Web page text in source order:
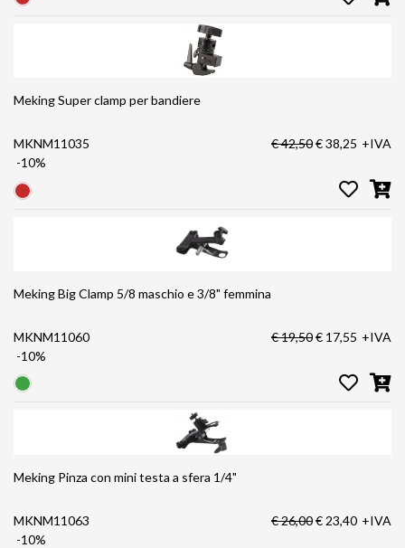
Meking Super clamp per bandiere
MKNM11035
-10%
€ 42,50€ 38,25 +IVA
Meking Big Clamp 5/8 maschio e 3/8" femmina
MKNM11060
-10%
€ 19,50€ 17,55 +IVA
Meking Pinza con mini testa a sfera 1/4"
MKNM11063
-10%
€ 26,00€ 23,40 +IVA